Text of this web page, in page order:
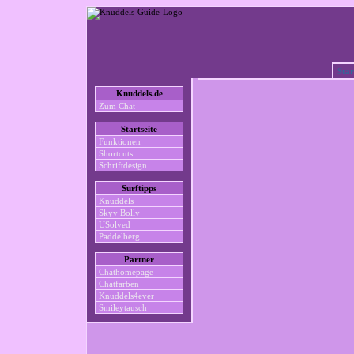
Knuddels.de
Zum Chat
Startseite
Funktionen
Shortcuts
Schriftdesign
Surftipps
Knuddels
Skyy Bolly
USolved
Paddelberg
Partner
Chathomepage
Chatfarben
Knuddels4ever
Smileytausch